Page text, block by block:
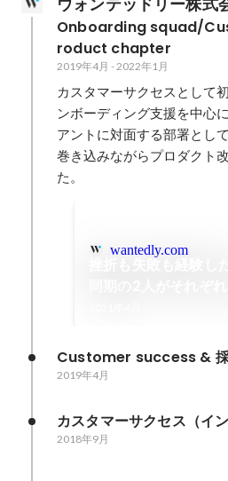
Onboarding squad/
roduct chapter
2019年4月 - 2022年1月
カスタマーサクセスとして
ンボーディング支援を中心
アントに対面する部署とし
巻き込みながらプロダクト
wantedly.com
Customer success &
2019年4月
カスタマーサクセス（イン
2018年9月